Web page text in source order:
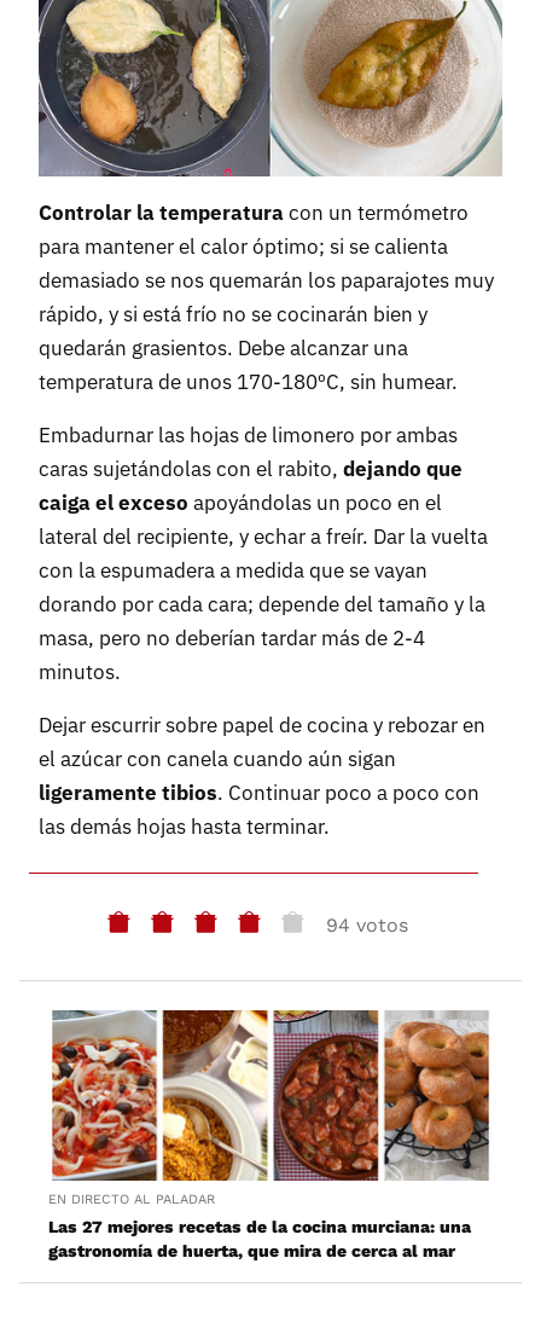
Controlar la temperaturacon un termómetro
para mantener el calor óptimo; si se calienta
demasiado se nos quemarán los paparajotes muy
rápido, y si está frío no se cocinarán bien y
quedarán grasientos. Debe alcanzar una
temperatura de unos 170-180ºC, sin humear.
Embadurnar las hojas de limonero por ambas
caras sujetándolas con el rabito, dejando que
caiga el exceso apoyándolas un poco en el
lateral del recipiente, y echar a freír. Dar la vuelta
con la espumadera a medida que se vayan
dorando por cada cara; depende del tamaño y la
masa, pero no deberían tardar más de 2-4
minutos.
Dejar escurrir sobre papel de cocina y rebozar en
el azúcar con canela cuando aún sigan
ligeramente tibios. Continuar poco a poco con
las demás hojas hasta terminar.
94 votos
EN DIRECTO AL PALADAR
Las 27 mejores recetas de la cocina murciana: una
gastronomía de huerta, que mira de cerca al mar